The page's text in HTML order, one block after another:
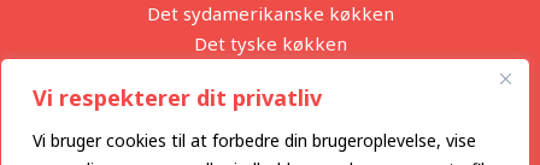
Vi respekterer dit privatliv
Vi bruger cookies til at forbedre din brugeroplevelse, vise
Det sydamerikanske køkken
Det tyske køkken
Privatlivspolitik